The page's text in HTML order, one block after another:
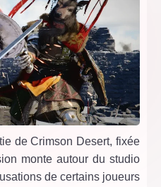
de Crimson Desert, fixée
monte autour du studio
de certains joueurs